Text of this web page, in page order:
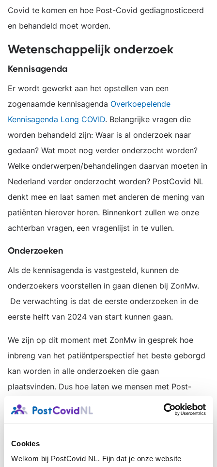
Cookies
Welkom bij PostCovid NL. Fijn dat je onze website
Covid te komen en hoe Post-Covid gediagnosticeerd
en behandeld moet worden.
Wetenschappelijk onderzoek
Kennisagenda
Er wordt gewerkt aan het opstellen van een
zogenaamde kennisagenda Overkoepelende
Kennisagenda Long COVID. Belangrijke vragen die
worden behandeld zijn: Waar is al onderzoek naar
gedaan? Wat moet nog verder onderzocht worden?
Welke onderwerpen/behandelingen daarvan moeten in
Nederland verder onderzocht worden? PostCovid NL
denkt mee en laat samen met anderen de mening van
patiënten hierover horen. Binnenkort zullen we onze
achterban vragen, een vragenlijst in te vullen.
Onderzoeken
Als de kennisagenda is vastgesteld, kunnen de
onderzoekers voorstellen in gaan dienen bij ZonMw.
De verwachting is dat de eerste onderzoeken in de
eerste helft van 2024 van start kunnen gaan.
We zijn op dit moment met ZonMw in gesprek hoe
inbreng van het patiëntperspectief het beste geborgd
kan worden in alle onderzoeken die gaan
plaatsvinden. Dus hoe laten we mensen met Post-
Covid het beste meedenken bij de beoordeling, de
opzet en uitvoering van al die wetenschappelijke
deelnemer/proefpersoon maar net zo noodzakelijk.
Onze ervaringsdeskundigen zijn en worden gevraagd